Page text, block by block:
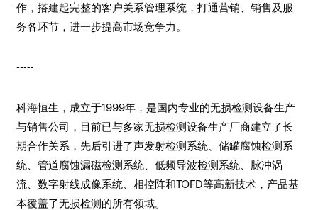
作，搭建起完整的客户关系管理系统，打通营销、销售及服
务各环节，进一步提高市场竞争力。
-----
科海恒生，成立于1999年，是国内专业的无损检测设备生产
与销售公司，目前已与多家无损检测设备生产厂商建立了长
期合作关系，先后引进了声发射检测系统、储罐腐蚀检测系
统、管道腐蚀漏磁检测系统、低频导波检测系统、脉冲涡
流、数字射线成像系统、相控阵和TOFD等高新技术，产品基
本覆盖了无损检测的所有领域。